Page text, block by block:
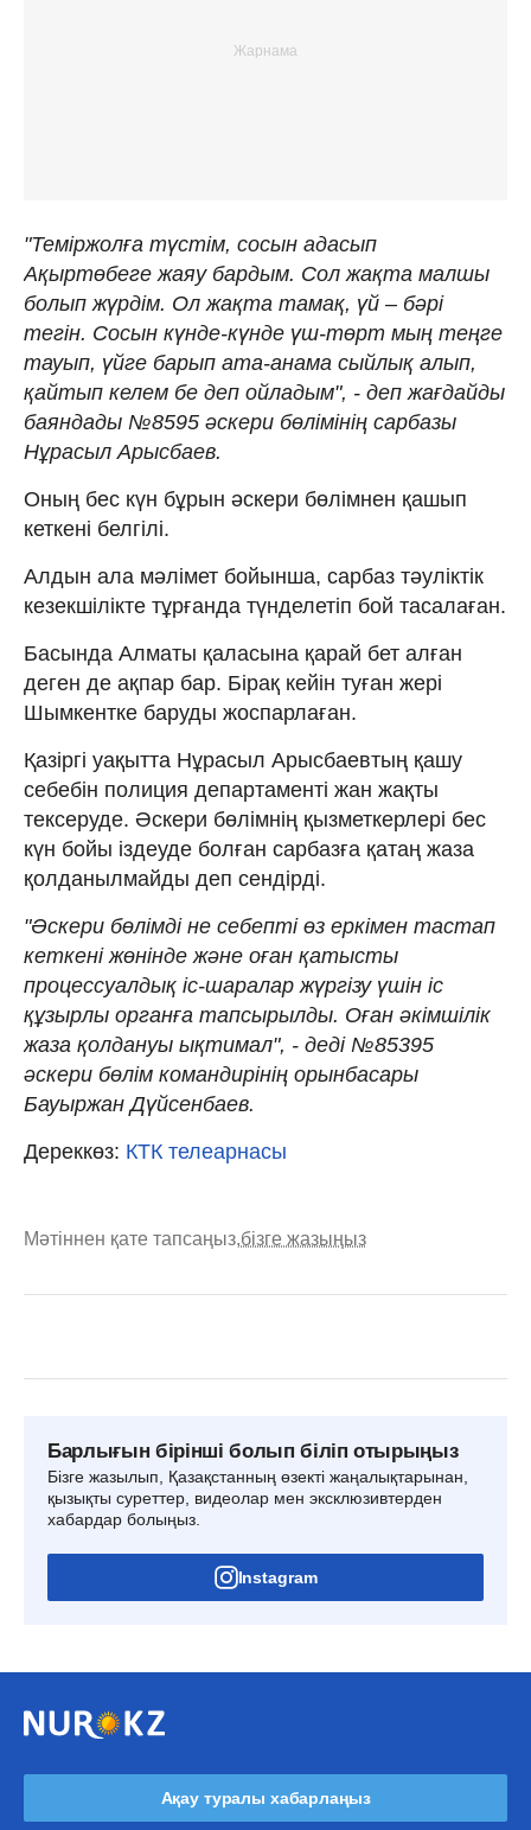
"Теміржолға түстім, сосын адасып
Ақыртөбеге жаяу бардым. Сол жақта малшы
болып жүрдім. Ол жақта тамақ, үй – бәрі
тегін. Сосын күнде-күнде үш-төрт мың теңге
тауып, үйге барып ата-анама сыйлық алып,
қайтып келем бе деп ойладым", - деп жағдайды
баяндады №8595 әскери бөлімінің сарбазы
Нұрасыл Арысбаев.
Оның бес күн бұрын әскери бөлімнен қашып
кеткені белгілі.
Алдын ала мәлімет бойынша, сарбаз тәуліктік
кезекшілікте тұрғанда түнделетіп бой тасалаған.
Басында Алматы қаласына қарай бет алған
деген де ақпар бар. Бірақ кейін туған жері
Шымкентке баруды жоспарлаған.
Қазіргі уақытта Нұрасыл Арысбаевтың қашу
себебін полиция департаменті жан жақты
тексеруде. Әскери бөлімнің қызметкерлері бес
күн бойы іздеуде болған сарбазға қатаң жаза
қолданылмайды деп сендірді.
"Әскери бөлімді не себепті өз еркімен тастап
кеткені жөнінде және оған қатысты
процессуалдық іс-шаралар жүргізу үшін іс
құзырлы органға тапсырылды. Оған әкімшілік
жаза қолдануы ықтимал", - деді №85395
әскери бөлім командирінің орынбасары
Бауыржан Дүйсенбаев.
Дереккөз: КТК телеарнасы
Мәтіннен қате тапсаңыз,бізге жазыңыз
Барлығын бірінші болып біліп отырыңыз
Бізге жазылып, Қазақстанның өзекті жаңалықтарынан,
қызықты суреттер, видеолар мен эксклюзивтерден
хабардар болыңыз.
Instagram
Ақау туралы хабарлаңыз